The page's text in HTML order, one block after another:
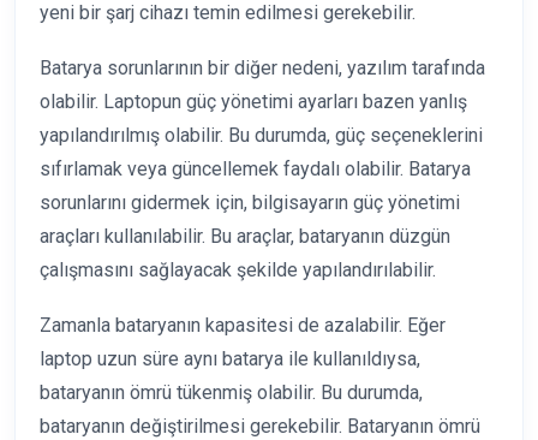
yeni bir şarj cihazı temin edilmesi gerekebilir.
Batarya sorunlarının bir diğer nedeni, yazılım tarafında
olabilir. Laptopun güç yönetimi ayarları bazen yanlış
yapılandırılmış olabilir. Bu durumda, güç seçeneklerini
sıfırlamak veya güncellemek faydalı olabilir. Batarya
sorunlarını gidermek için, bilgisayarın güç yönetimi
araçları kullanılabilir. Bu araçlar, bataryanın düzgün
çalışmasını sağlayacak şekilde yapılandırılabilir.
Zamanla bataryanın kapasitesi de azalabilir. Eğer
laptop uzun süre aynı batarya ile kullanıldıysa,
bataryanın ömrü tükenmiş olabilir. Bu durumda,
bataryanın değiştirilmesi gerekebilir. Bataryanın ömrü